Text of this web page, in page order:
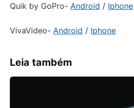
Quik by GoPro- Android / Iphone
VivaVideo- Android / Iphone
Leia também